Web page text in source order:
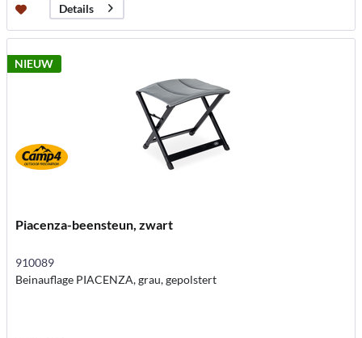
Details
NIEUW
Piacenza-beensteun, zwart
910089
Beinauflage PIACENZA, grau, gepolstert